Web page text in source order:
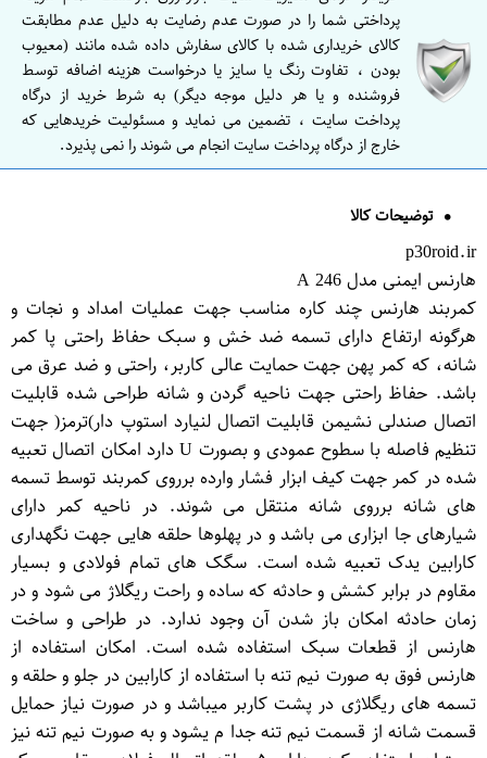
پرداختی شما را در صورت عدم رضایت به دلیل عدم مطابقت
کالای خریداری شده با کالای سفارش داده شده مانند (معیوب
بودن ، تفاوت رنگ یا سایز یا درخواست هزینه اضافه توسط
فروشنده و یا هر دلیل موجه دیگر) به شرط خرید از درگاه
پرداخت سایت ، تضمین می نماید و مسئولیت خریدهایی که
خارج از درگاه پرداخت سایت انجام می شوند را نمی پذیرد.
توضیحات کالا
p30roid.ir
هارنس ایمنی مدل A 246
کمربند هارنس چند کاره مناسب جهت عملیات امداد و نجات و
هرگونه ارتفاع دارای تسمه ضد خش و سبک حفاظ راحتی پا کمر
شانه، که کمر پهن جهت حمایت عالی کاربر، راحتی و ضد عرق می
باشد. حفاظ راحتی جهت ناحیه گردن و شانه طراحی شده قابلیت
اتصال صندلی نشیمن قابلیت اتصال لنیارد استوپ دار)ترمز( جهت
تنظیم فاصله با سطوح عمودی و بصورت U دارد امکان اتصال تعبیه
شده در کمر جهت کیف ابزار فشار وارده برروی کمربند توسط تسمه
های شانه برروی شانه منتقل می شوند. در ناحیه کمر دارای
شیارهای جا ابزاری می باشد و در پهلوها حلقه هایی جهت نگهداری
کارابین یدک تعبیه شده است. سگک های تمام فولادی و بسیار
مقاوم در برابر کشش و حادثه که ساده و راحت ریگلاژ می شود و در
زمان حادثه امکان باز شدن آن وجود ندارد. در طراحی و ساخت
هارنس از قطعات سبک استفاده شده است. امکان استفاده از
هارنس فوق به صورت نیم تنه با استفاده از کارابین در جلو و حلقه و
تسمه های ریگلاژی در پشت کاربر میباشد و در صورت نیاز حمایل
قسمت شانه از قسمت نیم تنه جدا م یشود و به صورت نیم تنه نیز